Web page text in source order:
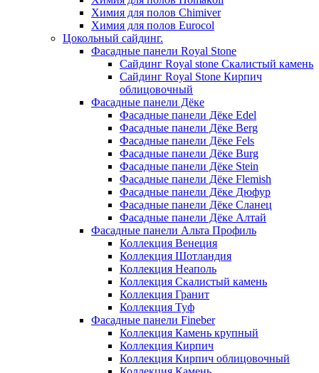
Химия для полов Chimiver
Химия для полов Eurocol
Цокольный сайдинг.
Фасадные панели Royal Stone
Сайдинг Royal stone Скалистый камень
Сайдинг Royal Stone Кирпич
облицовочный
Фасадные панели Дёке
Фасадные панели Дёке Edel
Фасадные панели Дёке Berg
Фасадные панели Дёке Fels
Фасадные панели Дёке Burg
Фасадные панели Дёке Stein
Фасадные панели Дёке Flemish
Фасадные панели Дёке Дюфур
Фасадные панели Дёке Сланец
Фасадные панели Дёке Алтай
Фасадные панели Альта Профиль
Коллекция Венеция
Коллекция Шотландия
Коллекция Неаполь
Коллекция Скалистый камень
Коллекция Гранит
Коллекция Туф
Фасадные панели Fineber
Коллекция Камень крупный
Коллекция Кирпич
Коллекция Кирпич облицовочный